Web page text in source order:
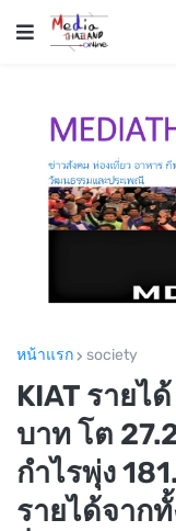
หน้าแรก society
KIAT รายไ
บาท โต
กำไรพุ่ง
รายได้จาก